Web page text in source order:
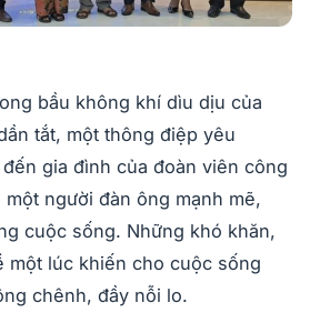
bầu không khí dìu dịu của
tắt, một thông điệp yêu
gia đình của đoàn viên công
người đàn ông mạnh mẽ,
cuộc sống. Những khó khăn,
một lúc khiến cho cuộc sống
chênh, đầy nỗi lo.